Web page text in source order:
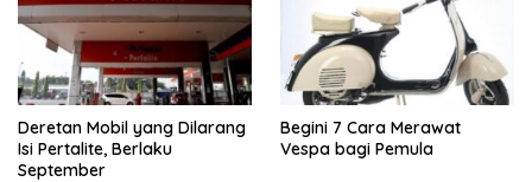
Deretan Mobil yang Dilarang
Isi Pertalite, Berlaku
September
Begini 7 Cara Merawat
Vespa bagi Pemula